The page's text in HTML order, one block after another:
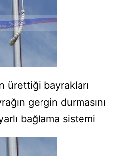
ürettiği bayrakları
gergin durmasını
bağlama sistemi